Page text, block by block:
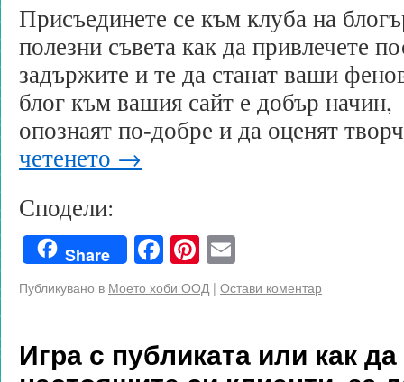
Присъединете се към клуба на
полезни съвета как да привлечете
задържите и те да станат ваши
блог към вашия сайт е добър
опознаят по-добре и да оценят
четенето →
Сподели:
Share Facebook
Pinterest
Публикувано в Моето хоби ООД | Остави коментар
Игра с публиката или как